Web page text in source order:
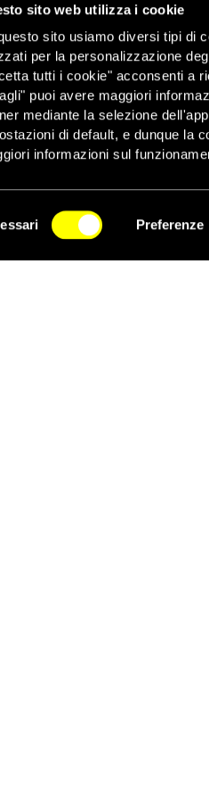
sito web utilizza i cookie
sito usiamo diversi tipi di
per la personalizzazione
tutti i cookie" acconsenti a
puoi avere maggiori
mediante la selezione
di default, e dunque la
informazioni sul
Preferenze